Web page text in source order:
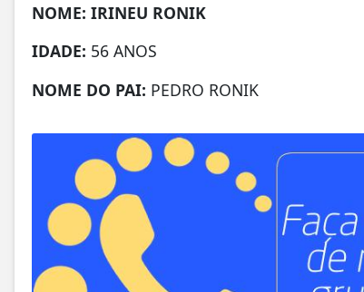
NOME: IRINEU RONIK
IDADE: 56 ANOS
NOME DO PAI: PEDRO RONIK